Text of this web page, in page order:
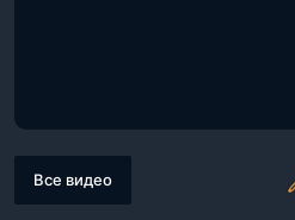
Все видео